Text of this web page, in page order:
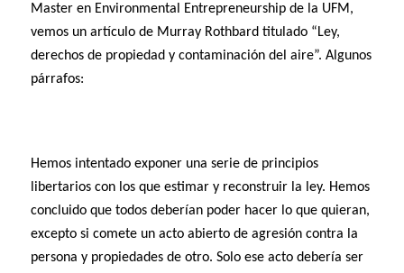
Master en Environmental Entrepreneurship de la UFM,
vemos un artículo de Murray Rothbard titulado “Ley,
derechos de propiedad y contaminación del aire”. Algunos
párrafos:
Hemos intentado exponer una serie de principios
libertarios con los que estimar y reconstruir la ley. Hemos
concluido que todos deberían poder hacer lo que quieran,
excepto si comete un acto abierto de agresión contra la
persona y propiedades de otro. Solo ese acto debería ser